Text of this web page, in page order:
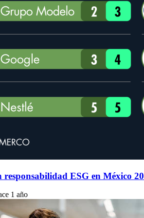
responsabilidad ESG en México
1 año